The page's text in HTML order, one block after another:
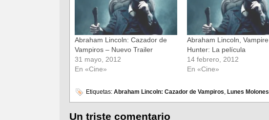
Abraham Lincoln: Cazador de
Vampiros – Nuevo Trailer
31 mayo, 2012
En «Cine»
Abraham Lincoln, Vampire
Hunter: La película
14 febrero, 2012
En «Cine»
Etiquetas: Abraham Lincoln: Cazador de Vampiros, Lunes Molones
Un triste comentario